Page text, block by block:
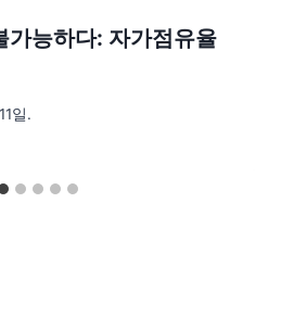
가능하다: 자가점유율
일.